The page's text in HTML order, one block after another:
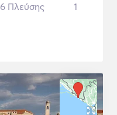
6 Πλεύσης 1